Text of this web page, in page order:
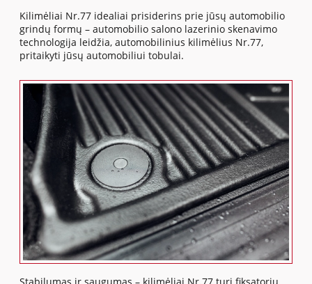
Kilimėliai Nr.77 idealiai prisiderins prie jūsų automobilio
grindų formų – automobilio salono lazerinio skenavimo
technologija leidžia, automobilinius kilimėlius Nr.77,
pritaikyti jūsų automobiliui tobulai.